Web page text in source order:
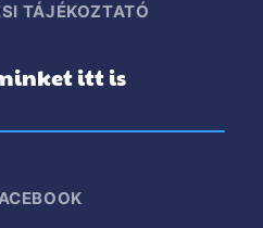
TÁJÉKOZTATÓ
itt is